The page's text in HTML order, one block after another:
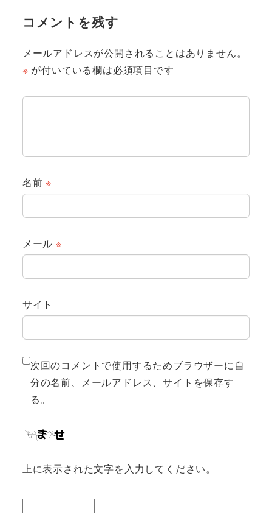
コメントを残す
メールアドレスが公開されることはありません。
※ が付いている欄は必須項目です
名前※
メール ※
サイト
次回のコメントで使用するためブラウザーに自
分の名前、メールアドレス、サイトを保存す
る。
上に表示された文字を入力してください。